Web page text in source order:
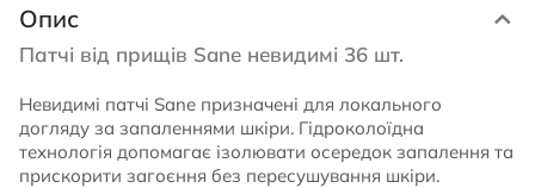
Опис
Патчі від прищів Sane невидимі 36 шт.
Невидимі патчі Sane призначені для локального
догляду за запаленнями шкіри. Гідроколоїдна
технологія допомагає ізолювати осередок запалення та
прискорити загоєння без пересушування шкіри.